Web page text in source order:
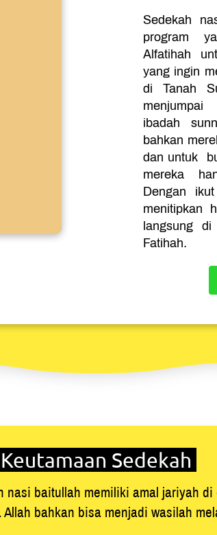
Sedekah
program
Alfatihah
yang ingin
di Tanah
menjumpai
ibadah
bahkan
dan untuk
mereka
Dengan
menitipkan
langsung
Fatihah.
Keutamaan Sedekah
nasi baitullah memiliki amal jariyah
bahkan bisa menjadi wasilah